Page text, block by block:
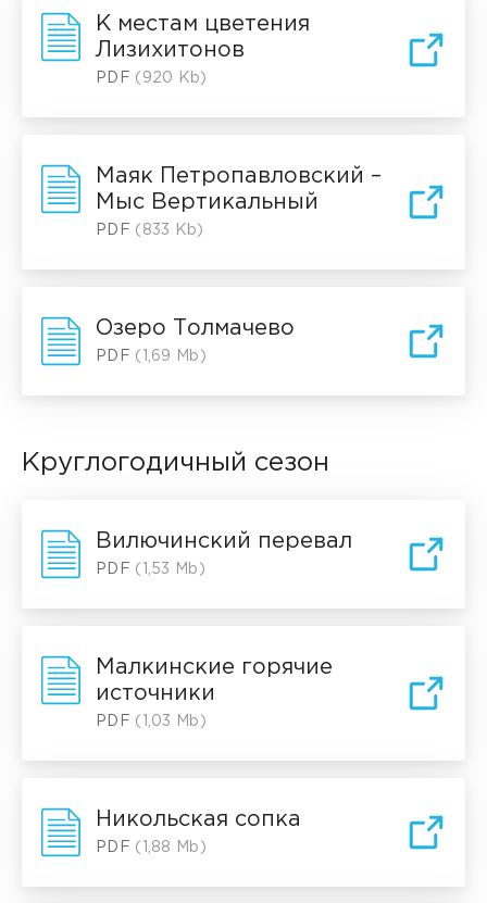
К местам цветения
Лизихитонов
PDF (920 Kb)
Маяк Петропавловский –
Мыс Вертикальный
PDF (833 Kb)
Озеро Толмачево
PDF (1,69 Mb)
Круглогодичный сезон
Вилючинский перевал
PDF (1,53 Mb)
Малкинские горячие
источники
PDF (1,03 Mb)
Никольская сопка
PDF (1,88 Mb)